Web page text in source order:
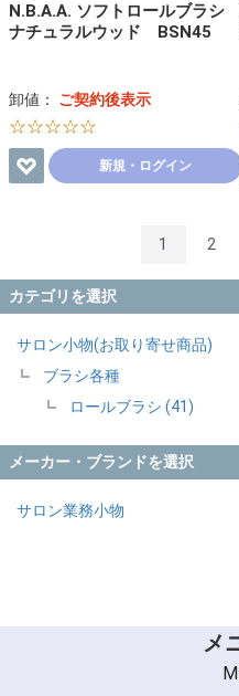
カテゴリを選択
サロン小物(お取り寄せ商品)
ブラシ各種
ロールブラシ (41)
メーカー・ブランドを選択
サロン業務小物
N.B.A.A. ソフトロールブラシ
ナチュラルウッド BSN45
卸値： ご契約後表示
☆☆☆☆☆
新規・ログイン
1 2
メ